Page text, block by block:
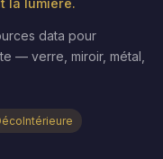
la lumière.
data pour
— verre, miroir, métal,